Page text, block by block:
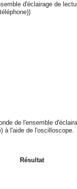
d'éclairage de
de l'ensemble
à l'aide de l'oscilloscope.
Résultat